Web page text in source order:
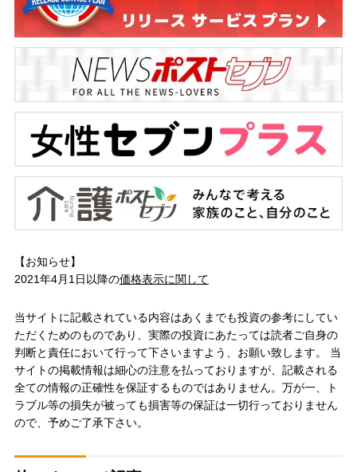
【お知らせ】
2021年4月1日以降の価格表示に関して
当サイトに記載されている内容はあくまでも投資の参考にしてい
ただくためのものであり、実際の投資にあたっては読者ご自身の
判断と責任において行って下さいますよう、お願い致します。 当
サイトの掲載情報は細心の注意を払っておりますが、記載される
全ての情報の正確性を保証するものではありません。万が一、ト
ラブル等の損失が被っても損害等の保証は一切行っておりません
ので、予めご了承下さい。